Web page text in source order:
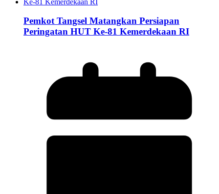
Pemkot Tangsel Matangkan Persiapan
Peringatan HUT Ke-81 Kemerdekaan RI